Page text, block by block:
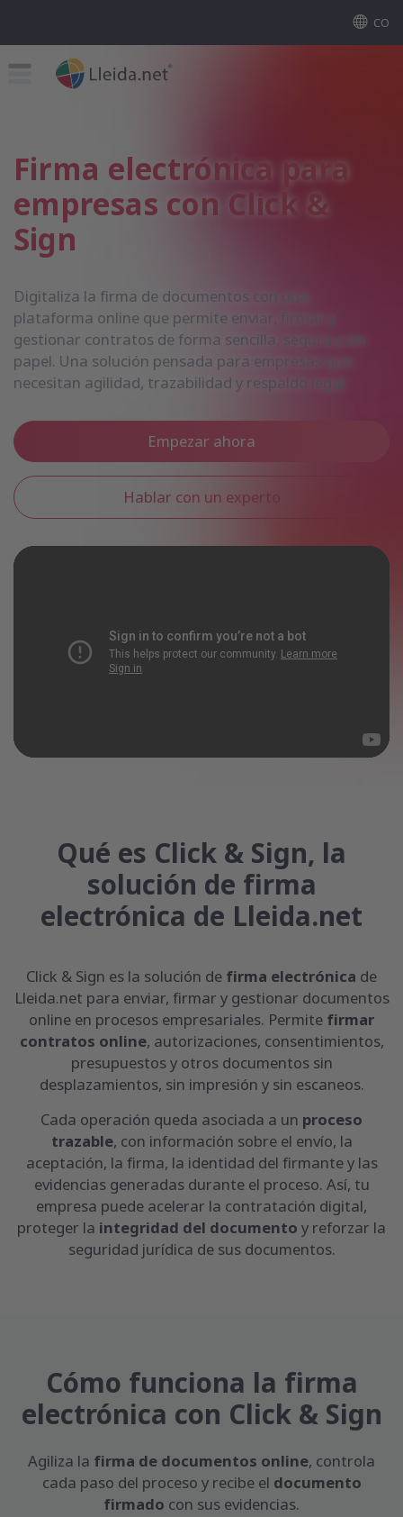
CO
Firma electrónica para
empresas con Click &
Sign
Digitaliza la firma de documentos con una
plataforma online que permite enviar, firmar y
gestionar contratos de forma sencilla, segura y sin
papel. Una solución pensada para empresas que
necesitan agilidad, trazabilidad y respaldo legal.
Empezar ahora
Hablar con un experto
Qué es Click & Sign, la
solución de firma
electrónica de Lleida.net
Click & Sign es la solución de firma electrónica de
Lleida.net para enviar, firmar y gestionar documentos
online en procesos empresariales. Permite firmar
contratos online, autorizaciones, consentimientos,
presupuestos y otros documentos sin
desplazamientos, sin impresión y sin escaneos.
Cada operación queda asociada a un proceso
trazable, con información sobre el envío, la
aceptación, la firma, la identidad del firmante y las
evidencias generadas durante el proceso. Así, tu
empresa puede acelerar la contratación digital,
proteger la integridad del documento y reforzar la
seguridad jurídica de sus documentos.
Cómo funciona la firma
electrónica con Click & Sign
Agiliza la firma de documentos online, controla
cada paso del proceso y recibe el documento
firmado con sus evidencias.